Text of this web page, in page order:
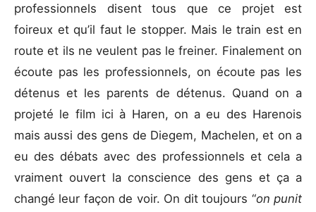
professionnels disent tous que ce projet est
foireux et qu’il faut le stopper. Mais le train est en
route et ils ne veulent pas le freiner. Finalement on
écoute pas les professionnels, on écoute pas les
détenus et les parents de détenus. Quand on a
projeté le film ici à Haren, on a eu des Harenois
mais aussi des gens de Diegem, Machelen, et on a
eu des débats avec des professionnels et cela a
vraiment ouvert la conscience des gens et ça a
changé leur façon de voir. On dit toujours “on punit